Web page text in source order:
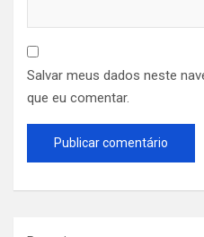
Salvar meus dados neste
que eu comentar.